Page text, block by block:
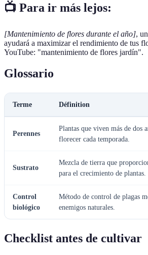
📺 Para ir más lejos:
[Mantenimiento de flores durante el año],
ayudará a maximizar el rendimiento de tus
YouTube: "mantenimiento de flores jardín".
Glossario
Terme Définition
Perennes
Plantas que viven más de dos
florecer cada temporada.
Sustrato
Mezcla de tierra que
para el crecimiento de plantas.
Control
biológico
Método de control de plagas
enemigos naturales.
Checklist antes de cultivar